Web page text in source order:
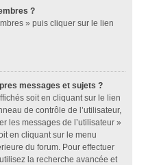
?
» puis cliquer sur le lien
messages et sujets ?
soit en cliquant sur le lien
de contrôle de l’utilisateur,
les messages de l’utilisateur »
en cliquant sur le menu
du forum. Pour effectuer
la recherche avancée et